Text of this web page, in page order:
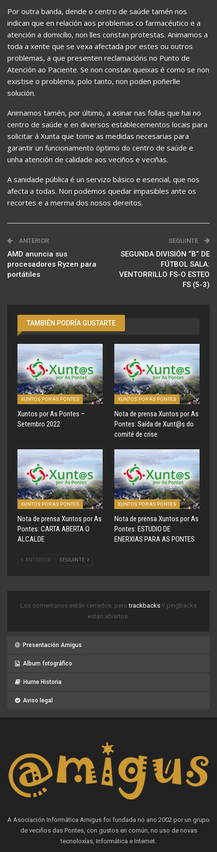
Por outra banda, dende o centro de saúde tamén nos
indican que en relación aos problemas co farmacéutico e a
atención a domicilio, non lles constan protestas. Animamos a
toda a xente que se vexa afectada por estes ou outros
problemas, a que presenten reclamacións no Punto de
Atención ao Paciente. Se non constan queixas é como se non
existise o problema, polo tanto, non poden poñerlle
solución.
Animamos tamén, por último, a asinar nas follas que hai no
centro de saúde e en diversos establecementos locais para
solicitar á Xunta que tome as medidas necesarias para
garantir un funcionamento óptimo do centro de saúde e
unha atención de calidade aos veciños e veciñas.
A sanidade pública é un servizo básico e esencial, que nos
afecta a todas. Non podemos quedar impasibles ante os
recortes e a merma dos nosos dereitos.
ANTERIOR
AMD anuncia sus
procesadores Ryzen para
portátiles
SEGUINTE
SEGUNDA DIVISIÓN “B” DE
FÚTBOL SALA:
VENTORRILLO FS-O ESTEO
FS (5-3)
TAMBIÉN PODRÍA GUSTARTE
XUNTOS POR AS PONTES
Xuntos por As Pontes –
Setembro 2022
XUNTOS POR AS PONTES
Nota de prensa Xuntos por As
Pontes: Saída de Xunt@s do
comité de crise
XUNTOS POR AS PONTES
Nota de prensa Xuntos por As
Pontes: CARTA ABERTA O
ALCALDE
XUNTOS POR AS PONTES
Nota de prensa Xuntos por As
Pontes: ESTUDIO DE
ENERXIAS PARA AS PONTES
ANTERIOR SEGUINTE
Los comentarios están cerrados, perotrackbacks Y pingbacks
están abiertos.
Presentación Amigus
Album fotográfico
Hume Historia
Aviso legal
A Asociación Informática Amigus foi fundada no ano 2002 por un grupo
de veciños das Pontes, con gustos en común, no uso de novas
tecnoloxías, Informática e Internet.